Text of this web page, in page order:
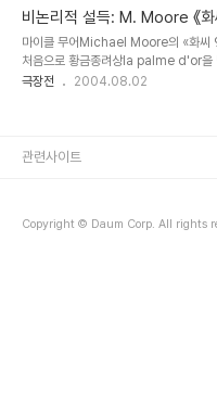
레밍쥐들의 이동 같았다. 하지만 한국
전통이라는 게 없다. 김수영은 "전통
국의 정당 정치에는 그 전통이라는 것
전통일 정도다. 여당은 야당을 끌어모
비논리적 설득: M. Moore 《화
마이클 무어Michael Moore의 «화씨
처음으로 황금종려상la palme d'or을
documentaire 영화다. 드림웍스의 야
절차적 문제를 조목조목 파고들어 부시
식은 사실 길고 긴 ..
극장전 2004.08.02
Copyright © Daum Corp. All rights
관련사이트